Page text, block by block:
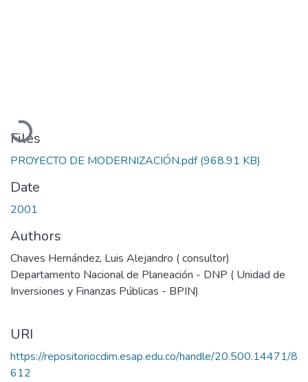
Loading...
Files
PROYECTO DE MODERNIZACIÓN.pdf(968.91 KB)
Date
2001
Authors
Chaves Hernández, Luis Alejandro ( consultor)
Departamento Nacional de Planeación - DNP ( Unidad de
Inversiones y Finanzas Públicas - BPIN)
URI
https://repositoriocdim.esap.edu.co/handle/20.500.14471/8
612